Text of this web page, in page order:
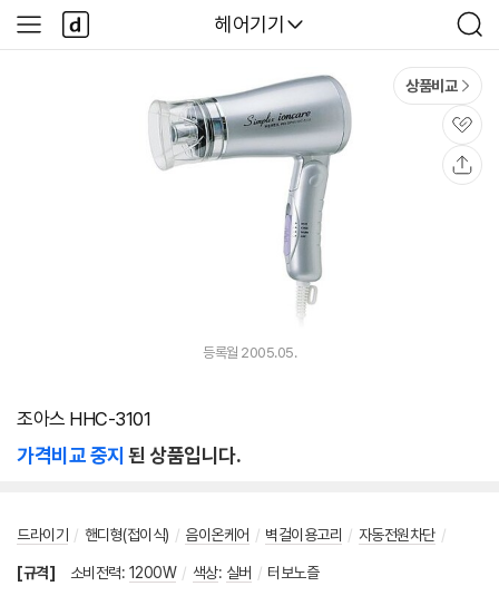
다나와
헤어기기
검
색
사
이
다
나
와
상품비교
관
심
등록월 2005.05.
조아스 HHC-3101
가격비교 중지 된 상품입니다.
드라이기 / 핸디형(접이식) / 음이온케어 / 벽걸이용고리 / 자동전원차단 /
[규격] 소비전력: 1200W / 색상: 실버 / 터보노즐